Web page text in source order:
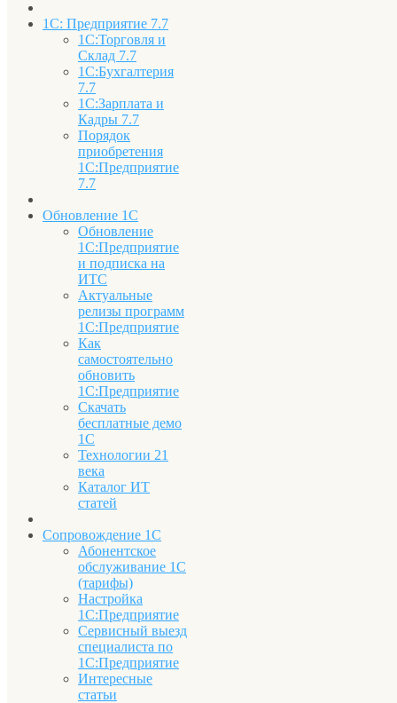
1С: Предприятие 7.7
1С:Торговля и
Склад 7.7
1С:Бухгалтерия
7.7
1С:Зарплата и
Кадры 7.7
Порядок
приобретения
1С:Предприятие
7.7
Обновление 1С
Обновление
1С:Предприятие
и подписка на
ИТС
Актуальные
релизы программ
1С:Предприятие
Как
самостоятельно
обновить
1С:Предприятие
Скачать
бесплатные демо
1С
Технологии 21
века
Каталог ИТ
статей
Сопровождение 1С
Абонентское
обслуживание 1С
(тарифы)
Настройка
1С:Предприятие
Сервисный выезд
специалиста по
1С:Предприятие
Интересные
статьи